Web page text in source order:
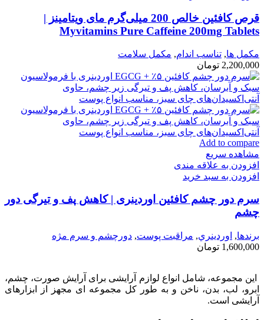
قرص کافئین خالص 200 میلی‌گرم مای ویتامینز |
Myvitamins Pure Caffeine 200mg Tablets
مكمل ها, تناسب اندام, مکمل سلامت
2,200,000 تومان
Add to compare
مشاهده سریع
افزودن به علاقه مندی
افزودن به سبد خرید
سرم دور چشم کافئین اوردینری | کاهش پف و تیرگی دور
چشم
برندها, اوردينري, مراقبت پوست, دورچشم و سرم مژه
1,600,000 تومان
این مجموعه، شامل انواع لوازم آرایشی برای آرایش صورت، چشم،
ابرو، لب، بدن، ناخن و به طور کل مجموعه ای مجهز از ابزارهای
آرایشی است.